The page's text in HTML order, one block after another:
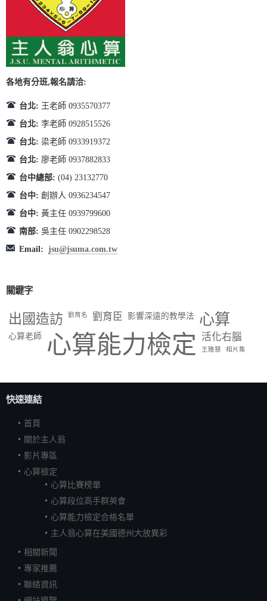
各地有分班,報名請洽:
台北: 王老師 0935570377
台北: 李老師 0928515526
台北: 梁老師 0933919372
台北: 廖老師 0937882833
台中總部: (04) 23132770
台中: 創辦人 0936234547
台中: 黃主任 0939799600
南部: 吳主任 0902298528
Email: jsu@jsuma.com.tw
關鍵字
出國造訪 劉育名 劉育臣 影響深遠的教學法 心算
心算老師 心算能力檢定 活化右腦
王雅慧 相片集
快速連結
首頁
關於主人翁
影片專區
心算檢定
心算比賽榜單
心算段位高手群英會
心算能力檢定合格名單
主人翁心算在美國德州大放異彩
相關新聞
專家推薦
聯絡資訊